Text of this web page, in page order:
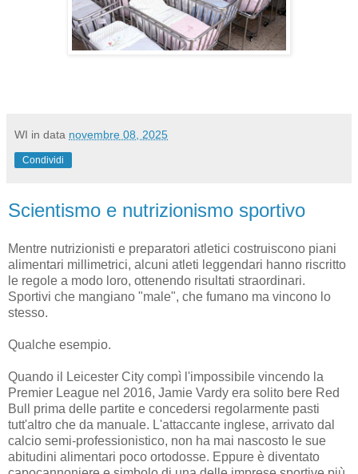
WI in data novembre 08, 2025
Condividi
Scientismo e nutrizionismo sportivo
Mentre nutrizionisti e preparatori atletici costruiscono piani
alimentari millimetrici, alcuni atleti leggendari hanno riscritto
le regole a modo loro, ottenendo risultati straordinari.
Sportivi che mangiano "male", che fumano ma vincono lo
stesso.
Qualche esempio.
Quando il Leicester City compì l'impossibile vincendo la
Premier League nel 2016, Jamie Vardy era solito bere Red
Bull prima delle partite e concedersi regolarmente pasti
tutt'altro che da manuale. L'attaccante inglese, arrivato dal
calcio semi-professionistico, non ha mai nascosto le sue
abitudini alimentari poco ortodosse. Eppure è diventato